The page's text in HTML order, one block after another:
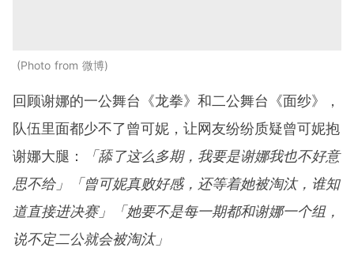
Photo from 微博
回顾谢娜的一公舞台《龙拳》和二公舞台《面纱》，
队伍里面都少不了曾可妮，让网友纷纷质疑曾可妮抱
谢娜大腿：
「舔了这么多期，我要是谢娜我也不好意
思不给」「曾可妮真败好感，还等着她被淘汰，谁知
道直接进决赛」「她要不是每一期都和谢娜一个组，
说不定二公就会被淘汰」